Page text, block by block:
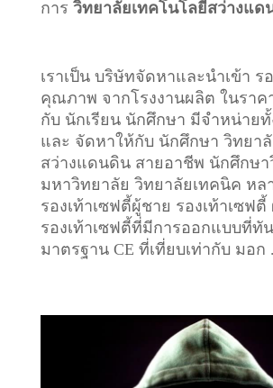
การ วิทยาลัยเทคโนโลยีสว่างแด
เราเป็น บริษัทจัดหาและนำเข้า ร
คุณภาพ จากโรงงานผลิต ในราค
กับ นักเรียน นักศึกษา มีจำหน่าย
และ จัดหาให้กับ นักศึกษา วิทยา
สว่างแดนดิน สายอาชีพ นักศึกษา
มหาวิทยาลัย วิทยาลัยเทคนิค ห
รองเท้าเซฟตี้ผู้ชาย รองเท้าเซฟ
รองเท้าเซฟตี้ที่มีการออกแบบที่ทั
มาตรฐาน CE ที่เที่ยบเท่ากับ มอก .